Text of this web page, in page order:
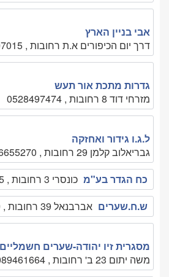
אבי בניין הארץ
דרך יום הכיפורים א.ת רחובות , 0504907015
גדרות מתכת אור תעש
מזרחי דוד 8 רחובות , 0528497474
ל.ג.ו גידור ואחזקה
גבריאלוב קלמן 29 רחובות , 0576655270
כח הגדר בע"מ כונסרי 3 רחובות , 053-734-3495‏
ש.ח.שערים אברבנאל 39 רחובות , 089412299
מסגרית זיו יהודה-שערים
משה יתום 23 ב' רחובות , 089461664